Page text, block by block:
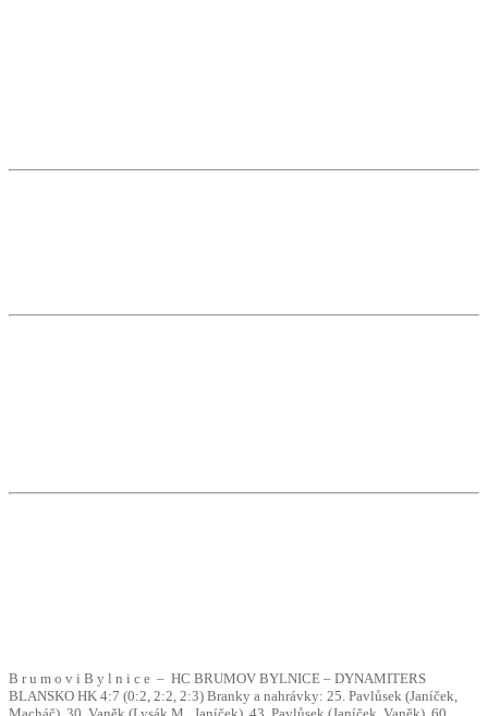
B r u m o v i B y l n i c e – HC BRUMOV BYLNICE – DYNAMITERS
BLANSKO HK 4:7 (0:2, 2:2, 2:3) Branky a nahrávky: 25. Pavlůsek (Janíček,